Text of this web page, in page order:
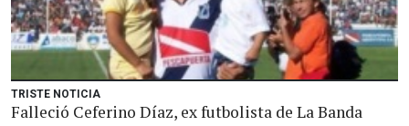
TRISTE NOTICIA
Falleció Ceferino Díaz, ex futbolista de La Banda